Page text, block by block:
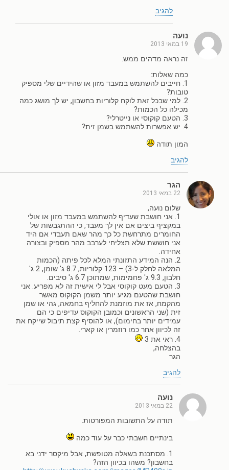
להגיב
נועה
19 במאי 2013
זה נראה מדהים ממש.
כמה שאלות:
1. חייבים להשתמש במעבד מזון או שהידיים שלי מספיק
טובות?
2. למי שבכל זאת לוקח קלוריות בחשבון, יש לך מושג כמה
מכילה כל הכמות?
3. הטעם קוקוסי או נייטרלי?
4. יש אפשרות להשתמש בשמן זית?
המון תודה
להגיב
הגר
22 במאי 2013
שלום נועה,
1. אני חושבת שעדיף להשתמש במעבד מזון או אולי
במקציף ביצים אם אין לך מעבד, כי ההתגבשות של
החומרים מתרחשת כל כך מהר שאם תעבדי אם היד
אני חוששת שלא תצליחי לערבב מהר מספיק ובצורה
אחידה.
2. הנה המידע התזונתי המלא לכל פיתה (הכמות
המלאה לחלק ל-3) – 123 קלוריות, 8.7 ג' שומן, 2 ג'
חלבון, 9.3 ג' פחמימות, שמתוכן 6.7 ג' סיבים.
3. הטעם מעט קוקוסי אבל לי אישית זה לא מפריע. אני
חושבת שהטעם מגיע יותר משמן הקוקוס מאשר
מהקמח, אז את מוזמנת להחליף בחמאה, גהי או שמן
זית (שני הראשונים וכמובן הקוקוס עדיפים כי הם
עמידים יותר בחימום), או להוסיף קצת תיבול שייקח את
זה לכיוון אחר כמו רוזמרין או קארי.
4. ראי את 3
בהצלחה,
הגר
להגיב
נועה
22 במאי 2013
תודה על התשובות המפורטות.
בינתיים חשבתי כבר על עוד כמה
1. מסתכנת בשאלה מטופשת, אבל מיקסר ידני בא
בחשבון? משהו בכיוון הזה?